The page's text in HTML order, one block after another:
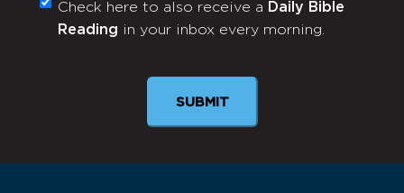
Monthly
Newsletter
Check here to also receive a Daily Bible
Reading in your inbox every morning.
SUBMIT